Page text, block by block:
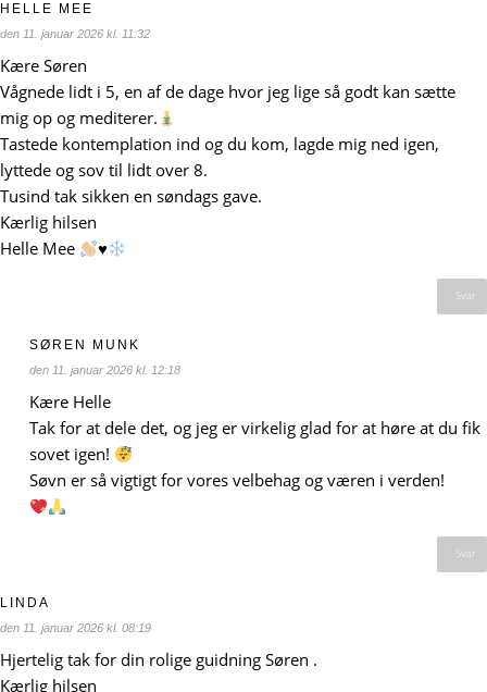
HELLE MEE
den 11. januar 2026 kl. 11:32
Kære Søren
Vågnede lidt i 5, en af de dage hvor jeg lige så godt kan sætte
mig op og mediterer.
Tastede kontemplation ind og du kom, lagde mig ned igen,
lyttede og sov til lidt over 8.
Tusind tak sikken en søndags gave.
Kærlig hilsen
Helle Mee
♥️
Svar
SØREN MUNK
den 11. januar 2026 kl. 12:18
Kære Helle
Tak for at dele det, og jeg er virkelig glad for at høre at du fik
sovet igen!
Søvn er så vigtigt for vores velbehag og væren i verden!
Svar
LINDA
den 11. januar 2026 kl. 08:19
Hjertelig tak for din rolige guidning Søren .
Kærlig hilsen